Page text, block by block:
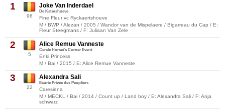
1
96
Joke Van Inderdael
De Katershoeve
Fine Fleur vc Ryckaertshoeve
M / BWP / Alezan / 2005 / Wandor van de Mispelaere / Bigarreau du Cap / E:
Fleur Steegmans / F: Juliaan Van Zele
2
5
Alice Remue Vanneste
Cercle Horse\'s Corner Event
Enki Princess
M / Bai / 2015 / E: Alice Remue Vanneste
3
22
Alexandra Sali
Ecurie Privée des Peupliers
Caresiena
M / MECKL / Bai / 2014 / Count up / Land boy / E: Alexandra Sali / F: Anja
schwarz